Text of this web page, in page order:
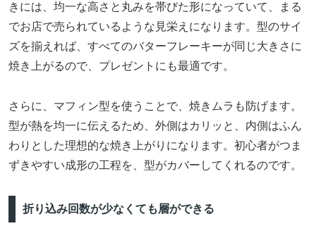
きには、均一な高さと丸みを帯びた形になっていて、まる
でお店で売られているような見栄えになります。型のサイ
ズを揃えれば、すべてのバターフレーキーが同じ大きさに
焼き上がるので、プレゼントにも最適です。
さらに、マフィン型を使うことで、焼きムラも防げます。
型が熱を均一に伝えるため、外側はカリッと、内側はふん
わりとした理想的な焼き上がりになります。初心者がつま
ずきやすい成形の工程を、型がカバーしてくれるのです。
折り込み回数が少なくても層ができる